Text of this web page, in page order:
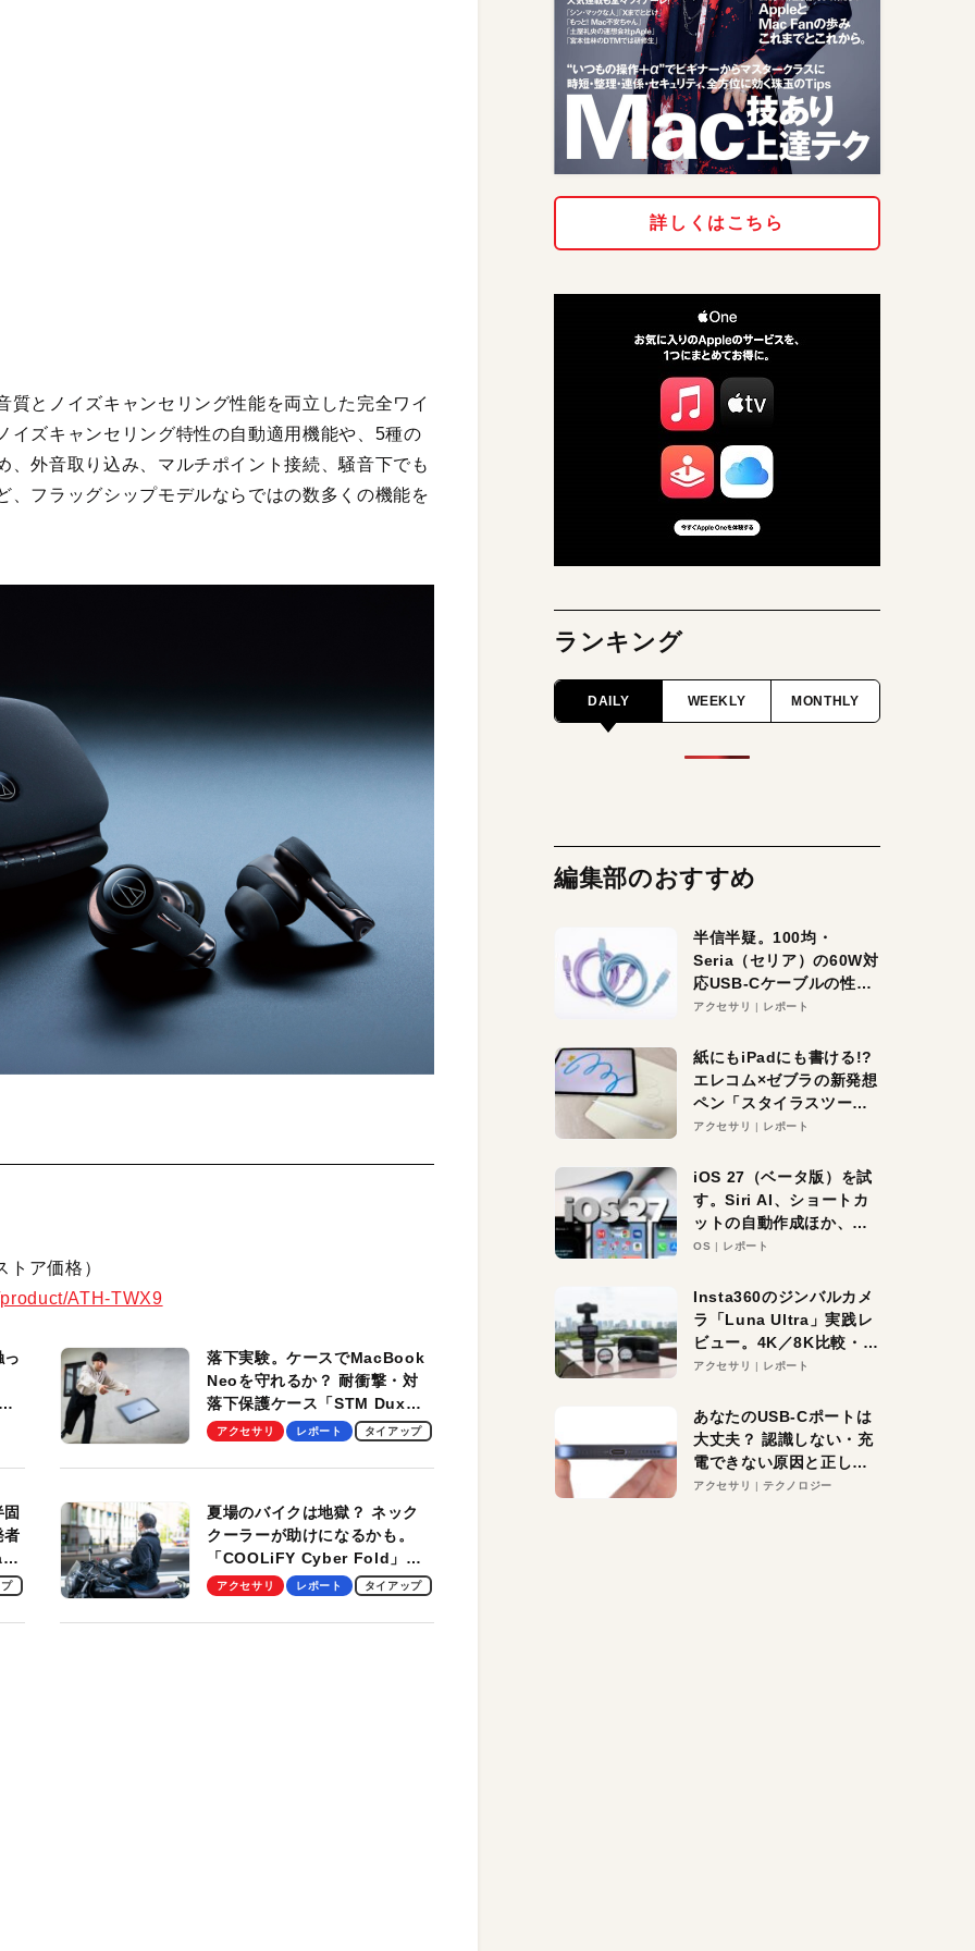
とノイズキャンセリング性能を両立した完全ワイ
イズキャンセリング特性の自動適用機能や、5種の
外音取り込み、マルチポイント接続、騒音下でも
、フラッグシップモデルならではの数多くの機能を
ア価格）
ATH-TWX9
落下実験。ケースでMacBook
Neoを守れるか？ 耐衝撃・対
落下保護ケース「STM Dux
Ultra」を検証。学生、ビジネ
適！
アクセサリ レポート タイアップ
者
夏場のバイクは地獄？ ネック
クーラーが助けになるかも。
「COOLiFY Cyber Fold」レ
ビュー。冷却の速さ、密着する
性がグッド！
アクセサリ レポート タイアップ
詳しくはこちら
ランキング
DAILY WEEKLY MONTHLY
編集部のおすすめ
半信半疑。100均・
Seria（セリア）の60W対
応USB-Cケーブルの性能
を検証。超コスパの1本を
アクセサリ レポート
紙にもiPadにも書ける!?
エレコム×ゼブラの新発想
ペン「スタイラスツーウ
ェイ」レビュー。持ち替
アクセサリ レポート
iOS 27（ベータ版）を試
す。Siri AI、ショートカ
ットの自動作成ほか、期
待大の便利機能5選。
る未来はすぐそこ！
OS レポート
Insta360のジンバルカメ
ラ「Luna Ultra」実践レ
ビュー。4K／8K比較・ズ
ーム・夜間撮影をチェッ
アクセサリ レポート
あなたのUSB-Cポートは
大丈夫？ 認識しない・充
電できない原因と正しい
対策
アクセサリ テクノロジー